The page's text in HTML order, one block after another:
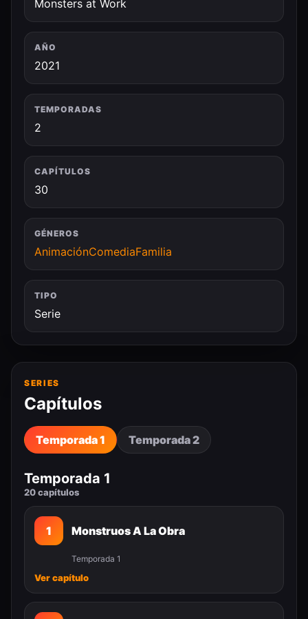
Monsters at Work
AÑO
2021
TEMPORADAS
2
CAPÍTULOS
30
GÉNEROS
AnimaciónComediaFamilia
TIPO
Serie
SERIES
Capítulos
Temporada 1 Temporada 2
Temporada 1
20 capítulos
1 Monstruos A La Obra
Temporada 1
Ver capítulo